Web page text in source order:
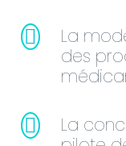
La
des
La